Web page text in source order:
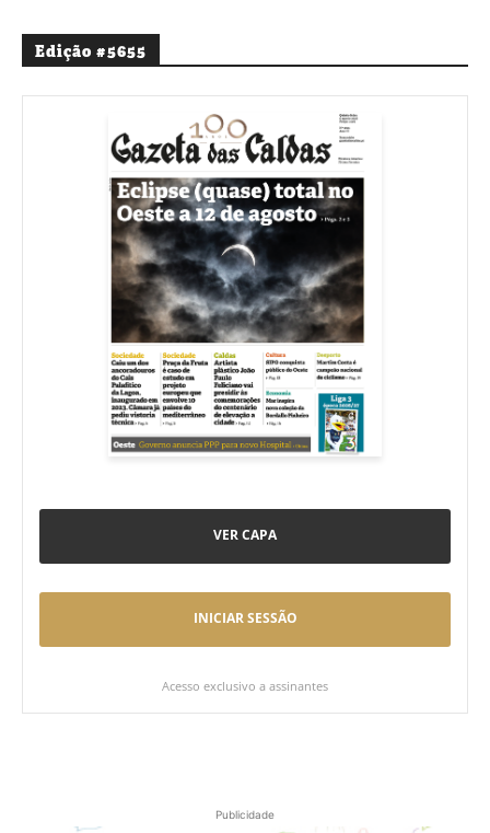
Edição #5655
VER CAPA
INICIAR SESSÃO
Acesso exclusivo a assinantes
Publicidade